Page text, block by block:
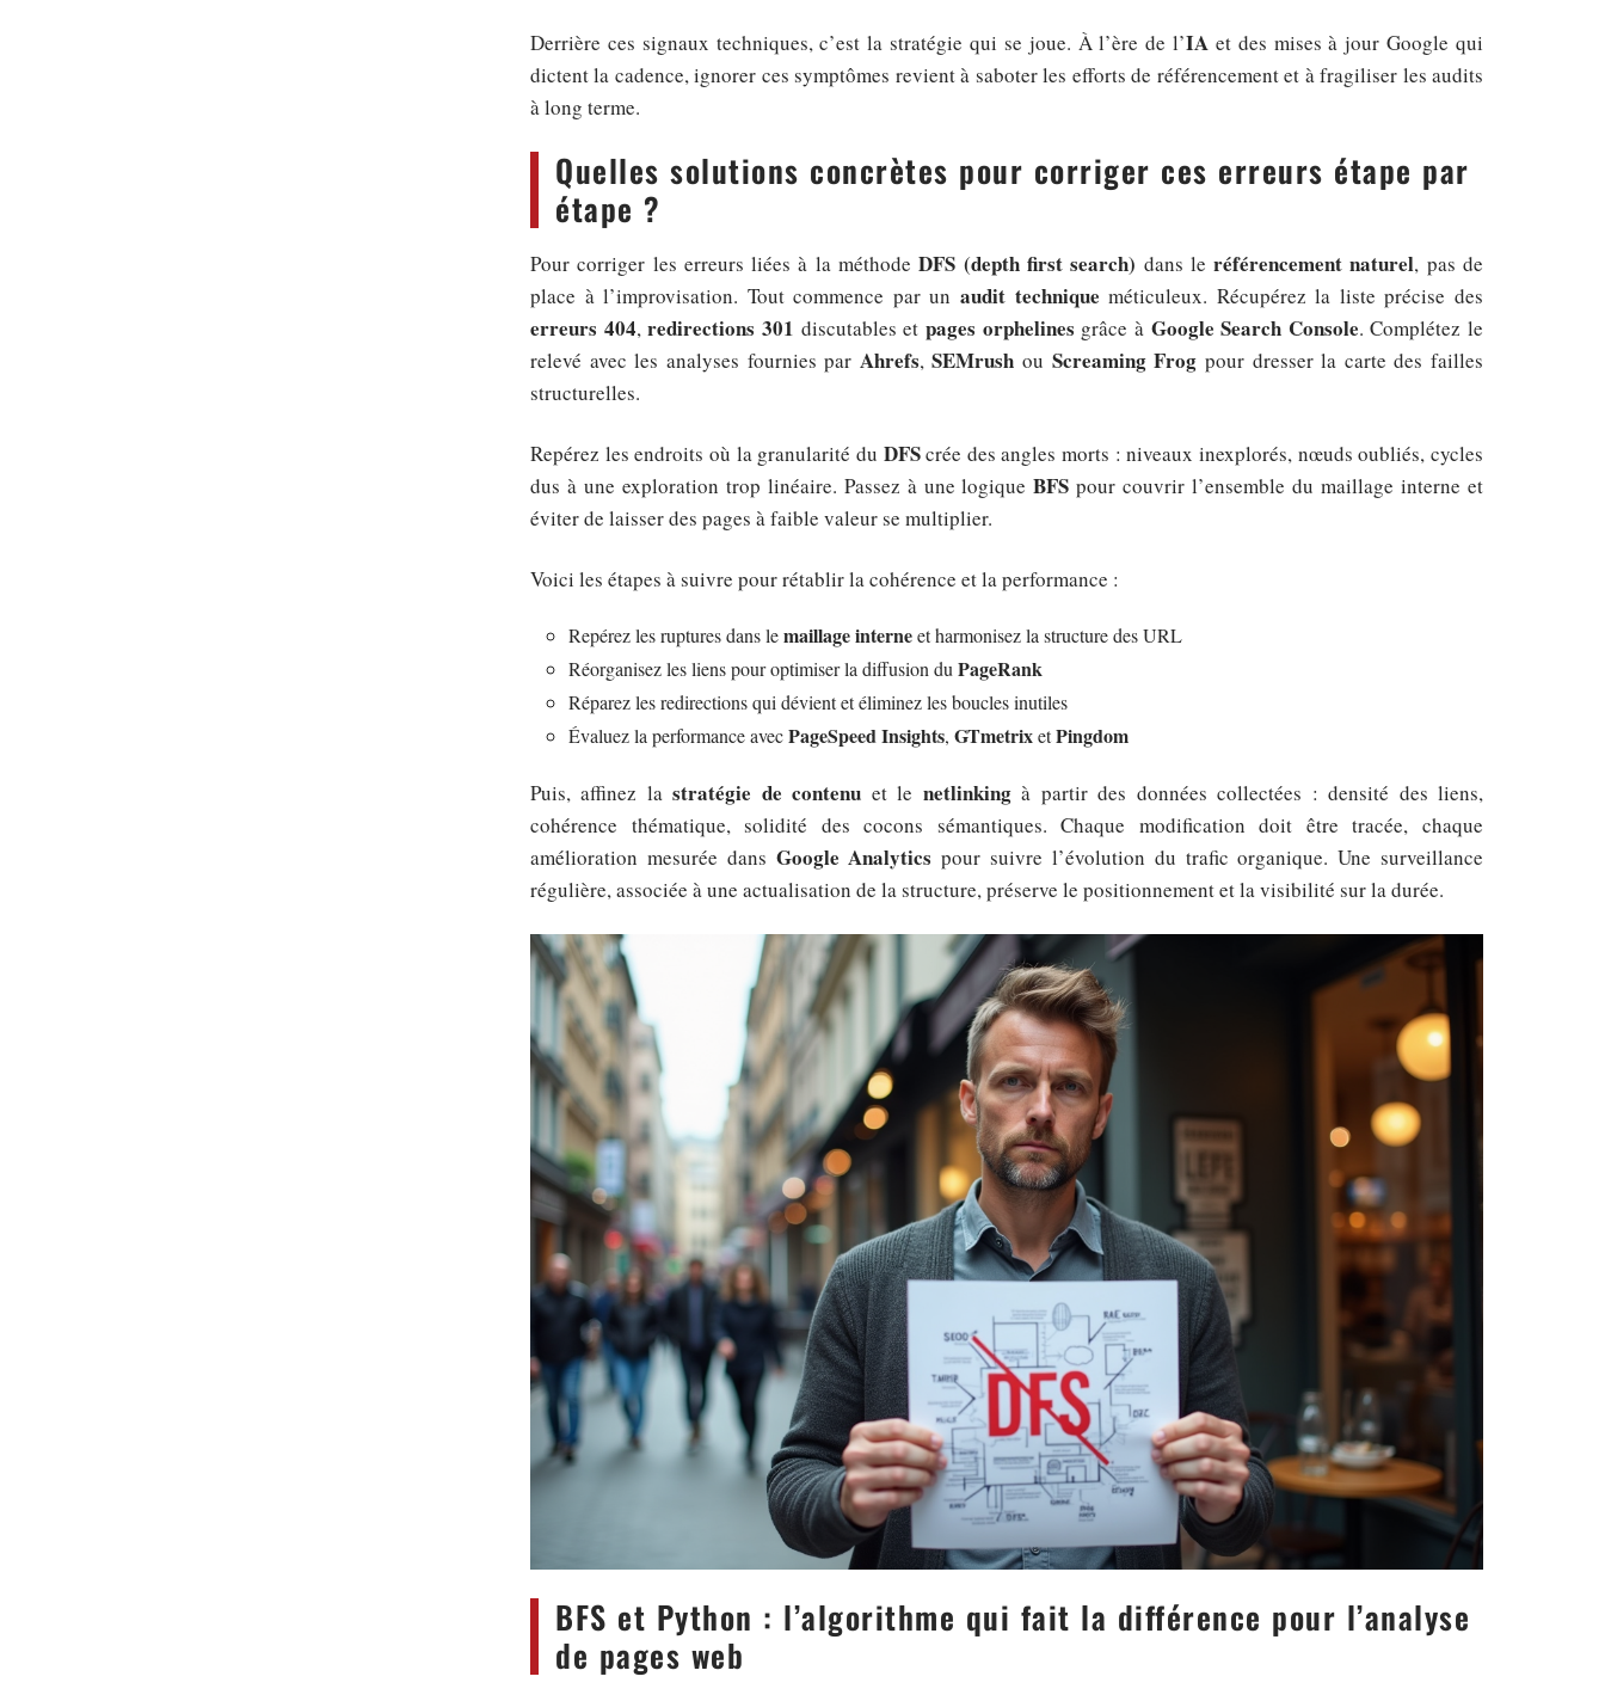
Derrière ces signaux techniques, c’est la stratégie qui se joue. À l’ère de l’IA et des mises à jour Google qui
dictent la cadence, ignorer ces symptômes revient à saboter les efforts de référencement et à fragiliser les audits
à long terme.
Quelles solutions concrètes pour corriger ces erreurs étape par
étape ?
Pour corriger les erreurs liées à la méthodeDFS (depth first search) dans leréférencement naturel, pas de
place à l’improvisation. Tout commence par un audit technique méticuleux. Récupérez la liste précise des
erreurs 404,redirections 301 discutables et pages orphelines grâce à Google Search Console. Complétez le
relevé avec les analyses fournies par Ahrefs,SEMrush ou Screaming Frog pour dresser la carte des failles
structurelles.
Repérez les endroits où la granularité du DFScrée des angles morts : niveaux inexplorés, nœuds oubliés, cycles
dus à une exploration trop linéaire. Passez à une logiqueBFS pour couvrir l’ensemble du maillage interne et
éviter de laisser des pages à faible valeur se multiplier.
Voici les étapes à suivre pour rétablir la cohérence et la performance :
Repérez les ruptures dans lemaillage interneet harmonisez la structure des URL
Réorganisez les liens pour optimiser la diffusion du PageRank
Réparez les redirections qui dévient et éliminez les boucles inutiles
Évaluez la performance avecPageSpeed Insights, GTmetrixetPingdom
Puis, affinez lastratégie de contenu et le netlinkingà partir des données collectées : densité des liens,
cohérence thématique, solidité des cocons sémantiques. Chaque modification doit être tracée, chaque
amélioration mesurée dans Google Analytics pour suivre l’évolution du trafic organique. Une surveillance
régulière, associée à une actualisation de la structure, préserve le positionnement et la visibilité sur la durée.
BFS et Python : l’algorithme qui fait la différence pour l’analyse
de pages web